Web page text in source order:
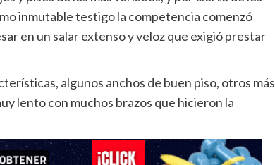
inmutable testigo la competencia comenzó
en un salar extenso y veloz que exigió prestar
algunos anchos de buen piso, otros más
lento con muchos brazos que hicieron la